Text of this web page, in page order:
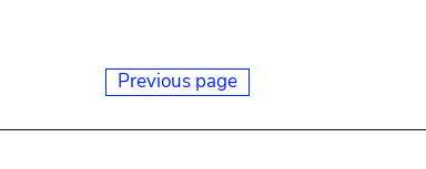
Previous page